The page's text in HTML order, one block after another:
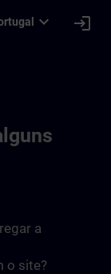
expand_more login
a
o site?